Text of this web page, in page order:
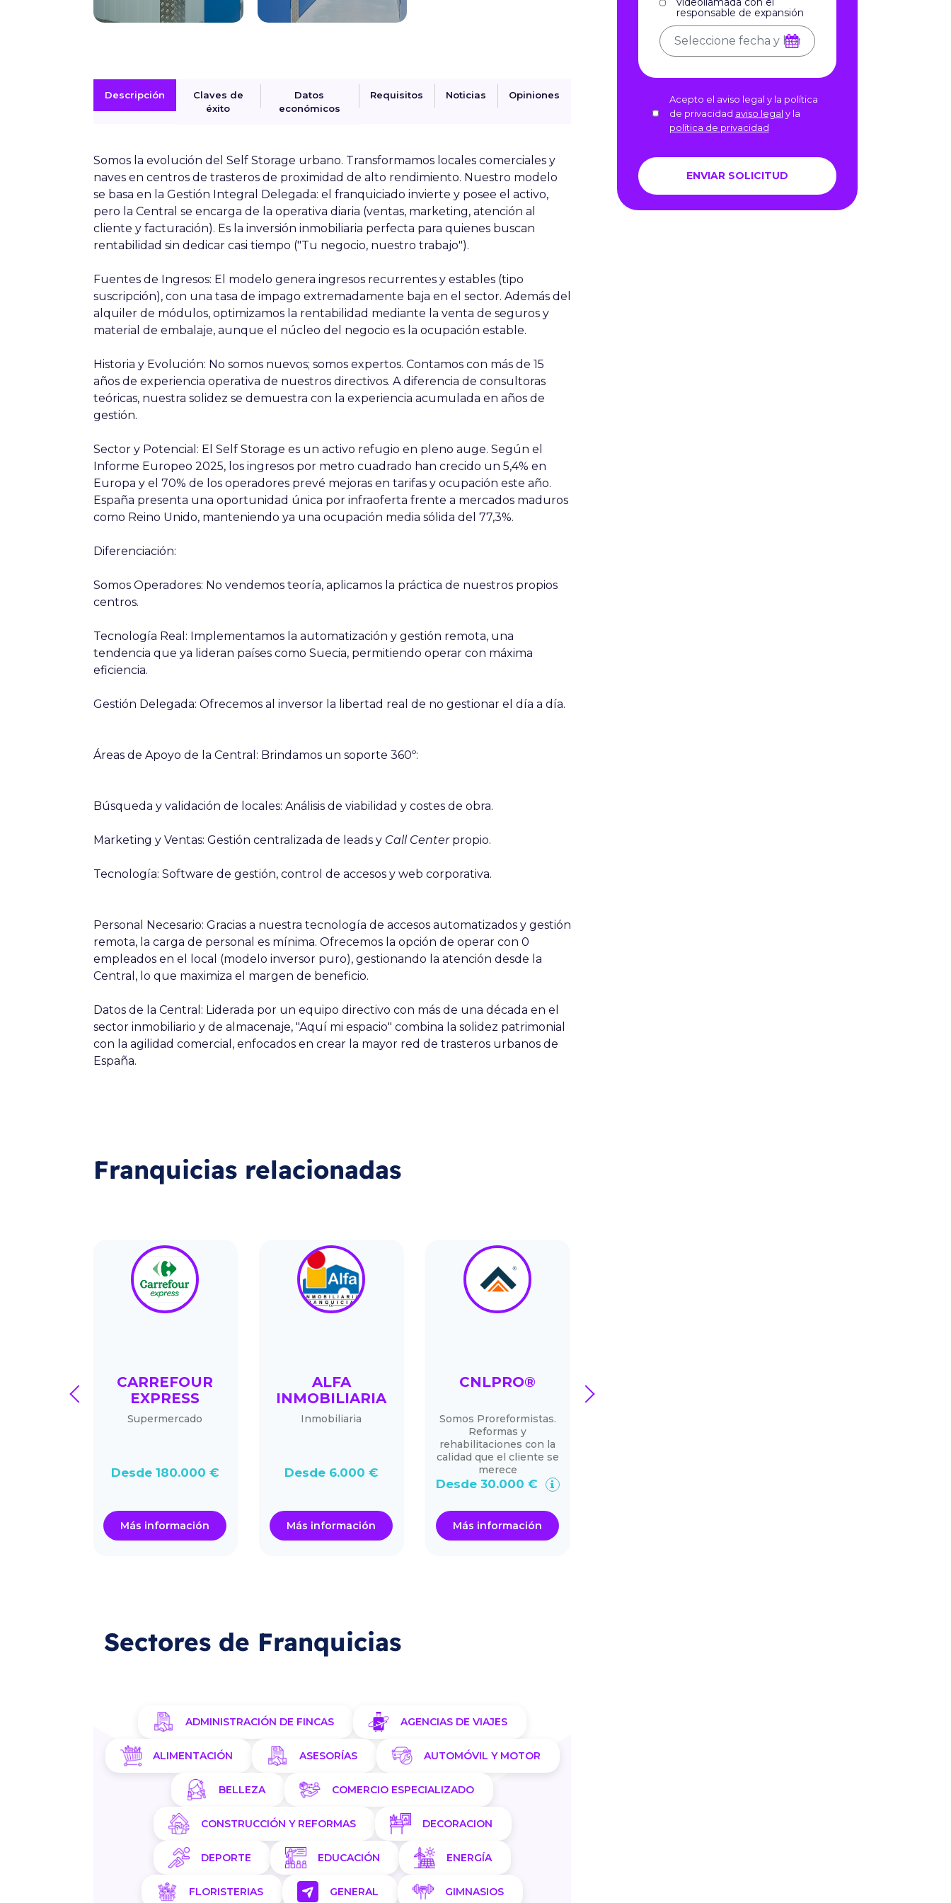
Descripción
Claves de
éxito
Datos
económicos
Requisitos Noticias Opiniones
Somos la evolución del Self Storage urbano. Transformamos locales comerciales y
naves en centros de trasteros de proximidad de alto rendimiento. Nuestro modelo
se basa en la Gestión Integral Delegada: el franquiciado invierte y posee el activo,
pero la Central se encarga de la operativa diaria (ventas, marketing, atención al
cliente y facturación). Es la inversión inmobiliaria perfecta para quienes buscan
rentabilidad sin dedicar casi tiempo ("Tu negocio, nuestro trabajo").
Fuentes de Ingresos: El modelo genera ingresos recurrentes y estables (tipo
suscripción), con una tasa de impago extremadamente baja en el sector. Además del
alquiler de módulos, optimizamos la rentabilidad mediante la venta de seguros y
material de embalaje, aunque el núcleo del negocio es la ocupación estable.
Historia y Evolución: No somos nuevos; somos expertos. Contamos con más de 15
años de experiencia operativa de nuestros directivos. A diferencia de consultoras
teóricas, nuestra solidez se demuestra con la experiencia acumulada en años de
gestión.
Sector y Potencial: El Self Storage es un activo refugio en pleno auge. Según el
Informe Europeo 2025, los ingresos por metro cuadrado han crecido un 5,4% en
Europa y el 70% de los operadores prevé mejoras en tarifas y ocupación este año.
España presenta una oportunidad única por infraoferta frente a mercados maduros
como Reino Unido, manteniendo ya una ocupación media sólida del 77,3%.
Diferenciación:
Somos Operadores: No vendemos teoría, aplicamos la práctica de nuestros propios
centros.
Tecnología Real: Implementamos la automatización y gestión remota, una
tendencia que ya lideran países como Suecia, permitiendo operar con máxima
eficiencia.
Gestión Delegada: Ofrecemos al inversor la libertad real de no gestionar el día a día.
Áreas de Apoyo de la Central: Brindamos un soporte 360º:
Búsqueda y validación de locales: Análisis de viabilidad y costes de obra.
Marketing y Ventas: Gestión centralizada de leads y Call Centerpropio.
Tecnología: Software de gestión, control de accesos y web corporativa.
Personal Necesario: Gracias a nuestra tecnología de accesos automatizados y gestión
remota, la carga de personal es mínima. Ofrecemos la opción de operar con 0
empleados en el local (modelo inversor puro), gestionando la atención desde la
Central, lo que maximiza el margen de beneficio.
Datos de la Central: Liderada por un equipo directivo con más de una década en el
sector inmobiliario y de almacenaje, "Aquí mi espacio" combina la solidez patrimonial
con la agilidad comercial, enfocados en crear la mayor red de trasteros urbanos de
España.
Franquicias relacionadas
CARREFOUR
EXPRESS
Supermercado
Desde 180.000 €
Más información
ALFA
INMOBILIARIA
Inmobiliaria
Desde 6.000 €
Más información
CNLPRO®
Somos Proreformistas.
Reformas y
rehabilitaciones con la
calidad que el cliente se
merece
Desde 30.000 €
Más información
prev next
Sectores de Franquicias
ADMINISTRACIÓN DE FINCAS AGENCIAS DE VIAJES
ALIMENTACIÓN ASESORÍAS AUTOMÓVIL Y MOTOR
BELLEZA COMERCIO ESPECIALIZADO
CONSTRUCCIÓN Y REFORMAS DECORACION
DEPORTE EDUCACIÓN ENERGÍA
FLORISTERIAS GENERAL GIMNASIOS
responsable de expansión
Acepto el aviso legal y la política
de privacidad aviso legal y la
política de privacidad